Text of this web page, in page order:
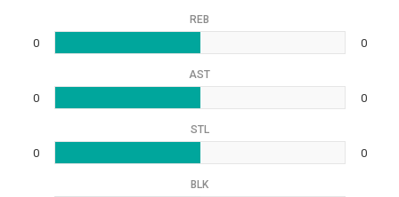
REB
0 0
AST
0 0
STL
0 0
BLK